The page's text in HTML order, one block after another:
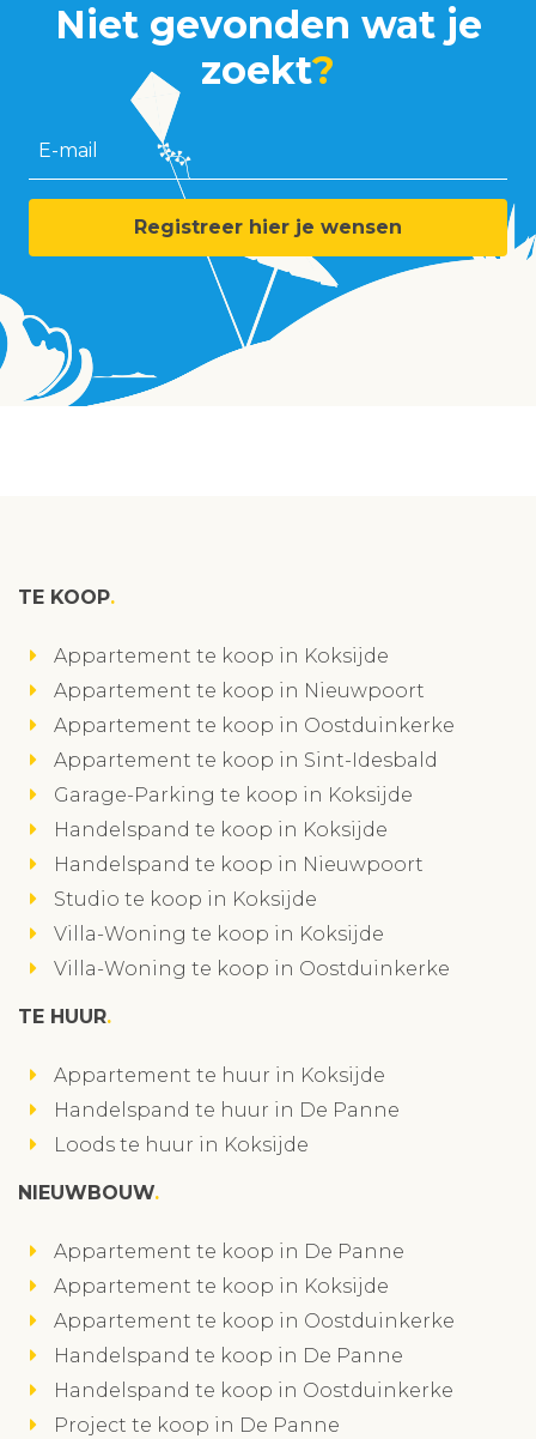
Niet gevonden wat je
zoekt?
E-mail
Registreer hier je wensen
TE KOOP
Appartement te koop in Koksijde
Appartement te koop in Nieuwpoort
Appartement te koop in Oostduinkerke
Appartement te koop in Sint-Idesbald
Garage-Parking te koop in Koksijde
Handelspand te koop in Koksijde
Handelspand te koop in Nieuwpoort
Studio te koop in Koksijde
Villa-Woning te koop in Koksijde
Villa-Woning te koop in Oostduinkerke
TE HUUR
Appartement te huur in Koksijde
Handelspand te huur in De Panne
Loods te huur in Koksijde
NIEUWBOUW
Appartement te koop in De Panne
Appartement te koop in Koksijde
Appartement te koop in Oostduinkerke
Handelspand te koop in De Panne
Handelspand te koop in Oostduinkerke
Project te koop in De Panne